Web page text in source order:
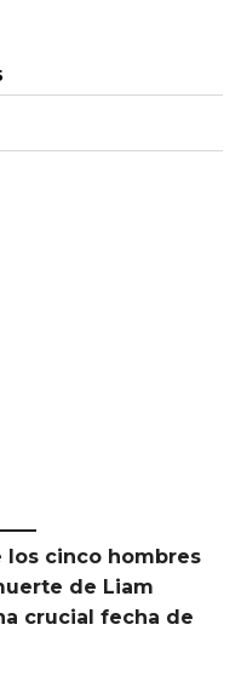
los cinco hombres
de Liam
crucial fecha de